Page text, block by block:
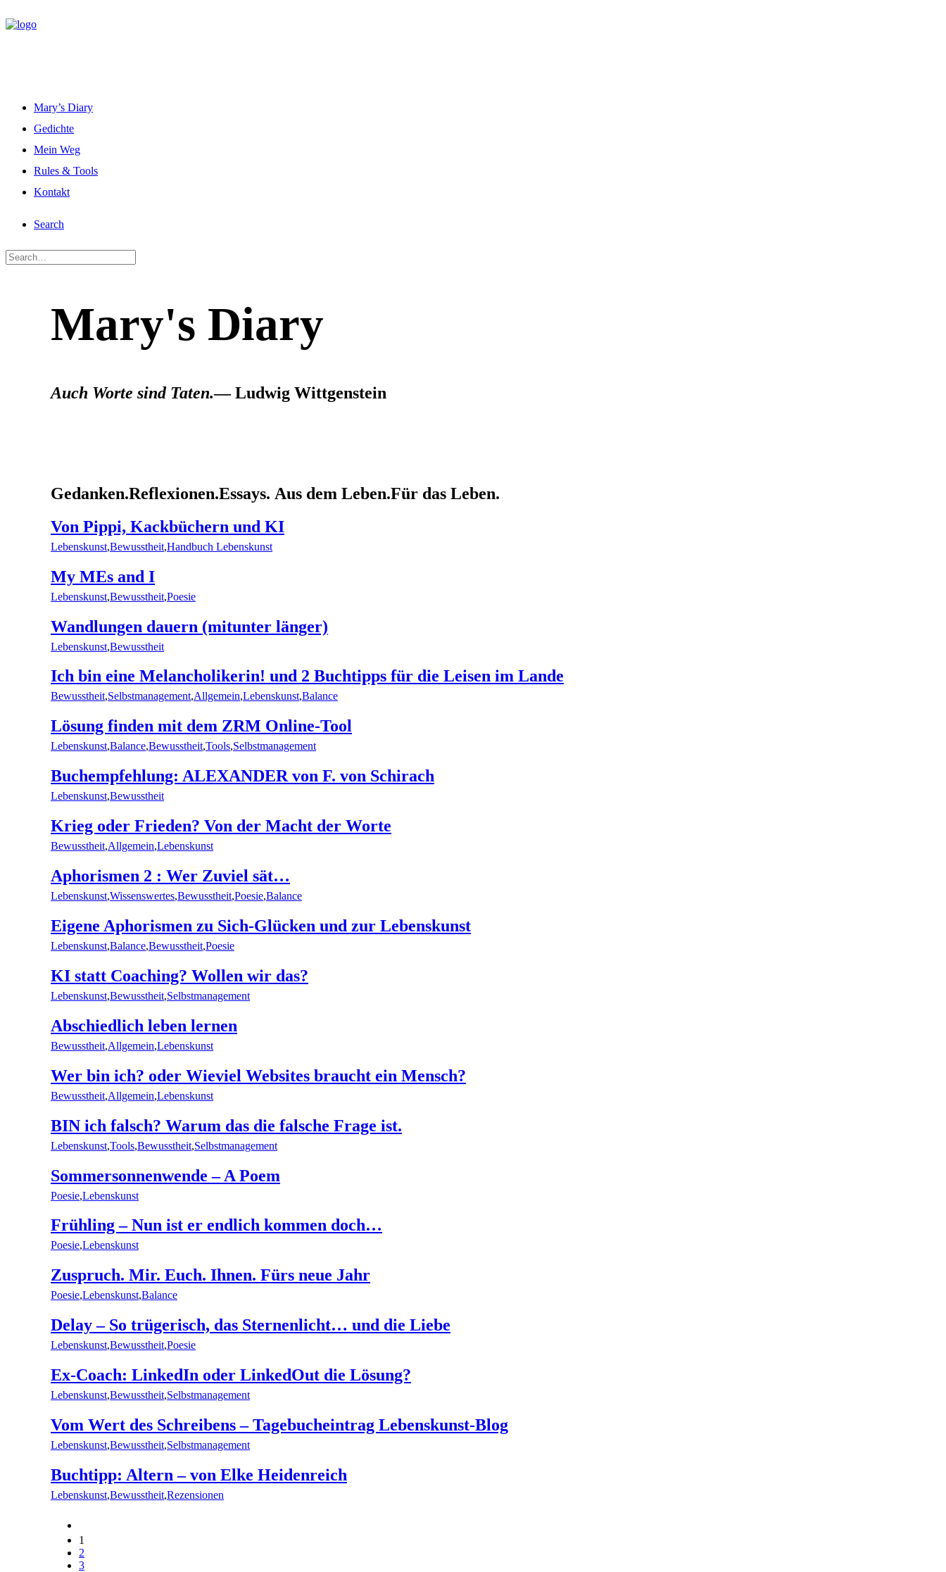
Mary’s Diary
Gedichte
Mein Weg
Rules & Tools
Kontakt
Search
Mary's Diary
Auch Worte sind Taten.— Ludwig Wittgenstein
Gedanken.Reflexionen.Essays. Aus dem Leben.Für das Leben.
Von Pippi, Kackbüchern und KI
Lebenskunst,Bewusstheit,Handbuch Lebenskunst
My MEs and I
Lebenskunst,Bewusstheit,Poesie
Wandlungen dauern (mitunter länger)
Lebenskunst,Bewusstheit
Ich bin eine Melancholikerin! und 2 Buchtipps für die Leisen im Lande
Bewusstheit,Selbstmanagement,Allgemein,Lebenskunst,Balance
Lösung finden mit dem ZRM Online-Tool
Lebenskunst,Balance,Bewusstheit,Tools,Selbstmanagement
Buchempfehlung: ALEXANDER von F. von Schirach
Lebenskunst,Bewusstheit
Krieg oder Frieden? Von der Macht der Worte
Bewusstheit,Allgemein,Lebenskunst
Aphorismen 2 : Wer Zuviel sät…
Lebenskunst,Wissenswertes,Bewusstheit,Poesie,Balance
Eigene Aphorismen zu Sich-Glücken und zur Lebenskunst
Lebenskunst,Balance,Bewusstheit,Poesie
KI statt Coaching? Wollen wir das?
Lebenskunst,Bewusstheit,Selbstmanagement
Abschiedlich leben lernen
Bewusstheit,Allgemein,Lebenskunst
Wer bin ich? oder Wieviel Websites braucht ein Mensch?
Bewusstheit,Allgemein,Lebenskunst
BIN ich falsch? Warum das die falsche Frage ist.
Lebenskunst,Tools,Bewusstheit,Selbstmanagement
Sommersonnenwende – A Poem
Poesie,Lebenskunst
Frühling – Nun ist er endlich kommen doch…
Poesie,Lebenskunst
Zuspruch. Mir. Euch. Ihnen. Fürs neue Jahr
Poesie,Lebenskunst,Balance
Delay – So trügerisch, das Sternenlicht… und die Liebe
Lebenskunst,Bewusstheit,Poesie
Ex-Coach: LinkedIn oder LinkedOut die Lösung?
Lebenskunst,Bewusstheit,Selbstmanagement
Vom Wert des Schreibens – Tagebucheintrag Lebenskunst-Blog
Lebenskunst,Bewusstheit,Selbstmanagement
Buchtipp: Altern – von Elke Heidenreich
Lebenskunst,Bewusstheit,Rezensionen
1
2
3